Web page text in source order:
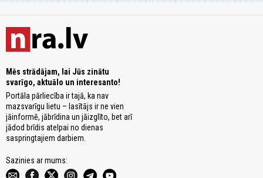
Mēs strādājam, lai Jūs zinātu
svarīgo, aktuālo un interesanto!
Portāla pārliecība ir tajā, ka nav
mazsvarīgu lietu – lasītājs ir ne vien
jāinformē, jābrīdina un jāizglīto, bet arī
jādod brīdis atelpai no dienas
saspringtajiem darbiem.
Sazinies ar mums: